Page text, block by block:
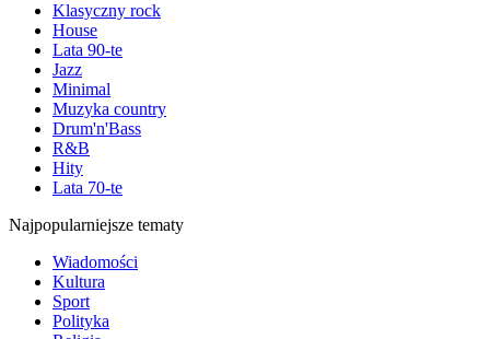
Klasyczny rock
House
Lata 90-te
Jazz
Minimal
Muzyka country
Drum'n'Bass
R&B
Hity
Lata 70-te
Najpopularniejsze tematy
Wiadomości
Kultura
Sport
Polityka